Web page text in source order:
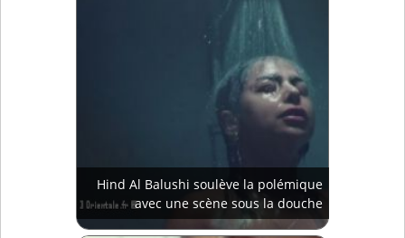
Hind Al Balushi soulève la polémique
avec une scène sous la douche